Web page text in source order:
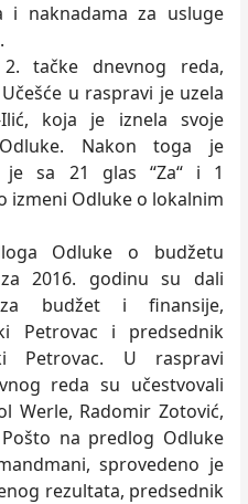
i naknadama za usluge
tačke dnevnog reda,
u raspravi je uzela
koja je iznela svoje
Nakon toga je
je sa 21 glas “Za“ i 1
izmeni Odluke o lokalnim
Odluke o budžetu
2016. godinu su dali
za budžet i finansije,
Petrovac i predsednik
Petrovac. U raspravi
reda su učestvovali
Werle, Radomir Zotović,
na predlog Odluke
sprovedeno je
rezultata, predsednik